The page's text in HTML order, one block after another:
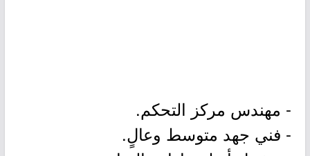
- مهندس مركز التحكم.
- فني جهد متوسط وعالٍ.